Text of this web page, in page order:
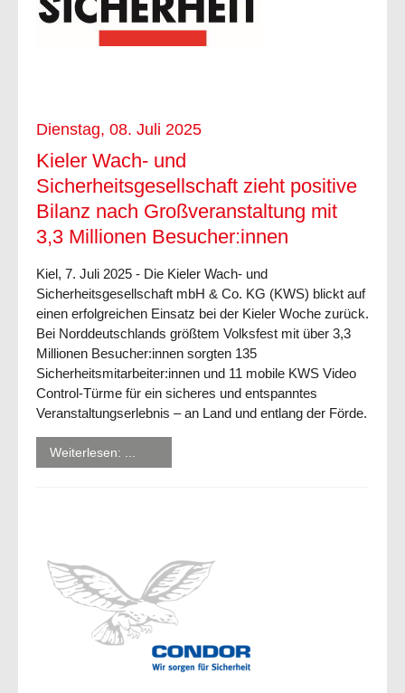
Dienstag, 08. Juli 2025
Kieler Wach- und
Sicherheitsgesellschaft zieht positive
Bilanz nach Großveranstaltung mit
3,3 Millionen Besucher:innen
Kiel, 7. Juli 2025 - Die Kieler Wach- und
Sicherheitsgesellschaft mbH & Co. KG (KWS) blickt auf
einen erfolgreichen Einsatz bei der Kieler Woche zurück.
Bei Norddeutschlands größtem Volksfest mit über 3,3
Millionen Besucher:innen sorgten 135
Sicherheitsmitarbeiter:innen und 11 mobile KWS Video
Control-Türme für ein sicheres und entspanntes
Veranstaltungserlebnis – an Land und entlang der Förde.
Weiterlesen: ...